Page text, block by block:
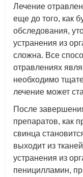
Лечение
еще до того, как
обследования,
устранения из
сложна. Все
отравлениях
необходимо
лечение может
После
препаратов, как
свинца
выходит из
устранения из
пеницилламин,